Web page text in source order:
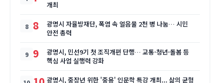
개최
8
광명시 자율방재단, 폭염 속 얼음물 2천 병 나눔… 시민
안전 총력
9
광명시, 민선9기 첫 조직개편 단행… 교통·청년·돌봄 등
핵심 사업 실행력 강화
광명시, 중장년 위한 '중용' 인문학 특강 개최... 삶의 균형